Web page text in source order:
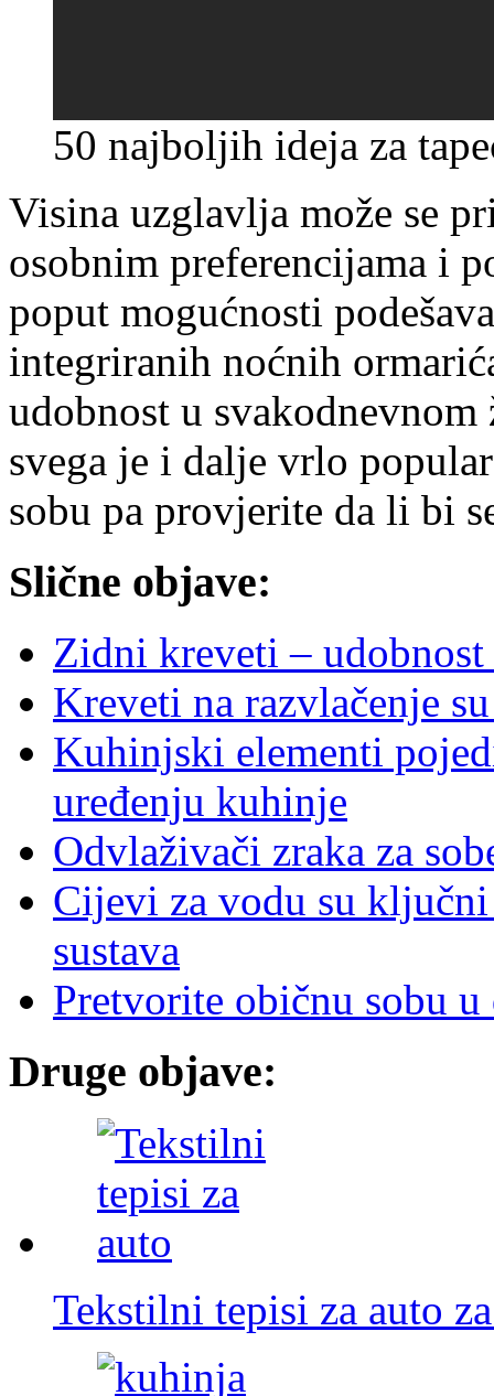
50 najboljih ideja za
Visina uzglavlja može se
osobnim preferencijama i
poput mogućnosti
integriranih noćnih
udobnost u
svega je i dalje vrlo
sobu pa provjerite da li bi
Slične objave:
Zidni kreveti –
Kreveti na razvlačenje
Kuhinjski elementi
uređenju kuhinje
Odvlaživači zraka za
Cijevi za vodu su
sustava
Pretvorite običnu sobu u
Druge objave:
Tekstilni tepisi za auto